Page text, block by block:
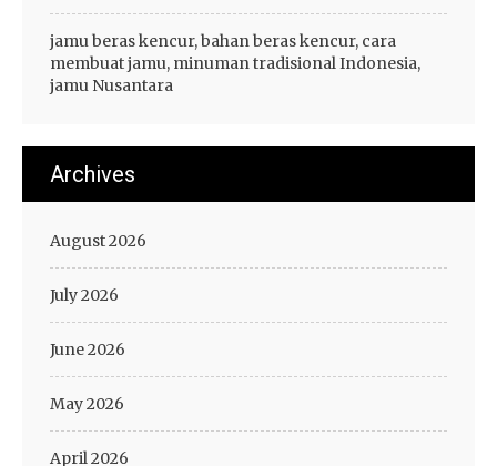
jamu beras kencur, bahan beras kencur, cara
membuat jamu, minuman tradisional Indonesia,
jamu Nusantara
Archives
August 2026
July 2026
June 2026
May 2026
April 2026